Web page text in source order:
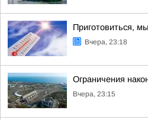
Приготовиться,
Вчера, 23:18
Ограничения
Вчера, 23:15